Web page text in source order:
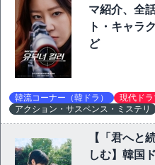
マ紹介、全
ト・キャラ
ど
韓流コーナー（韓ドラ）
現代ドラ
アクション・サスペンス・ミステリ
【「君へと
しむ】韓国